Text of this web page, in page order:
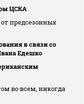
ЦСКА
предсезонных
в связи со
Едешко
во всем, никогда